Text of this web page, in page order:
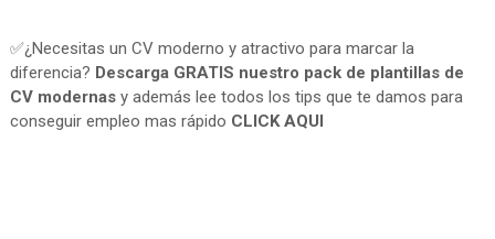
✅¿Necesitas un CV moderno y atractivo para marcar la
diferencia? Descarga GRATIS nuestro pack de plantillas de
CV modernasy además lee todos los tips que te damos para
conseguir empleo mas rápido CLICK AQUI